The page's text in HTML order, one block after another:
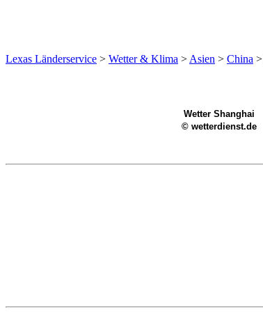
Lexas Länderservice > Wetter & Klima > Asien > China >
Wetter Shanghai
© wetterdienst.de